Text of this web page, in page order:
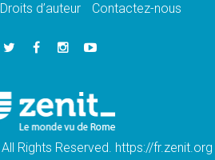
et mémoire nationale
commence par l'empathie» estime
Parolin
«la paix ne s'achète pas avec
Droits d’auteur Contactez-nous
Rights Reserved. https://fr.zenit.org